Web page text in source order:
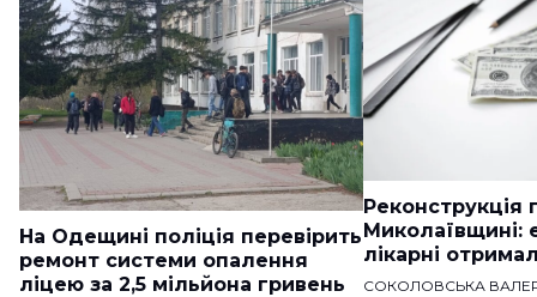
На Одещині поліція перевірить
ремонт системи опалення
ліцею за 2,5 мільйона гривень
Реконструкція
Миколаївщині:
лікарні
СОКОЛОВСЬКА